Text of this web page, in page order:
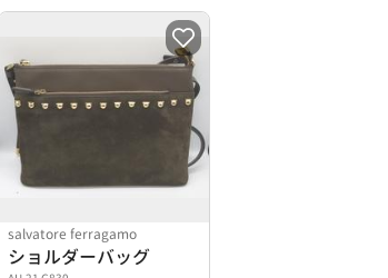
salvatore ferragamo
ショルダーバッグ